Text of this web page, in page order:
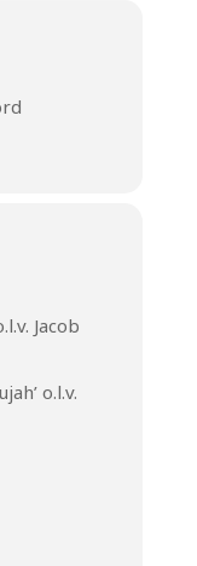
Jacob
o.l.v.